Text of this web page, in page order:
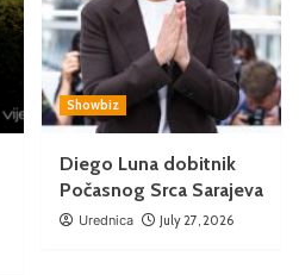
Showbiz
Diego Luna dobitnik
Počasnog Srca Sarajeva
Urednica July 27, 2026